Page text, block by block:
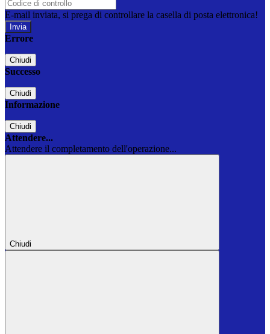
E-mail inviata, si prega di controllare la casella di posta elettronica!
Errore
Chiudi
Successo
Chiudi
Informazione
Chiudi
Attendere...
Attendere il completamento dell'operazione...
Chiudi